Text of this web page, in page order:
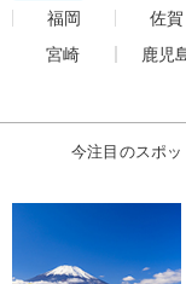
福岡
佐賀
宮崎
鹿児
今注目のスポ